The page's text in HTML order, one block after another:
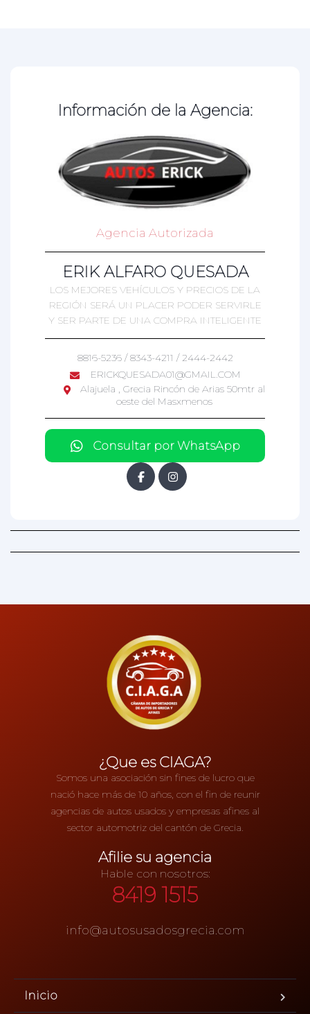
Información de la Agencia:
Agencia Autorizada
ERIK ALFARO QUESADA
LOS MEJORES VEHÍCULOS Y PRECIOS DE LA
REGIÓN SERÁ UN PLACER PODER SERVIRLE
Y SER PARTE DE UNA COMPRA INTELIGENTE
8816-5236 / 8343-4211 / 2444-2442
ERICKQUESADA01@GMAIL.COM
Alajuela , Grecia Rincón de Arias 50mtr al
oeste del Masxmenos
Consultar por WhatsApp
¿Que es CIAGA?
Somos una asociación sin fines de lucro que
nació hace más de 10 años, con el fin de reunir
agencias de autos usados y empresas afines al
sector automotriz del cantón de Grecia.
Afilie su agencia
Hable con nosotros:
8419 1515
info@autosusadosgrecia.com
Inicio